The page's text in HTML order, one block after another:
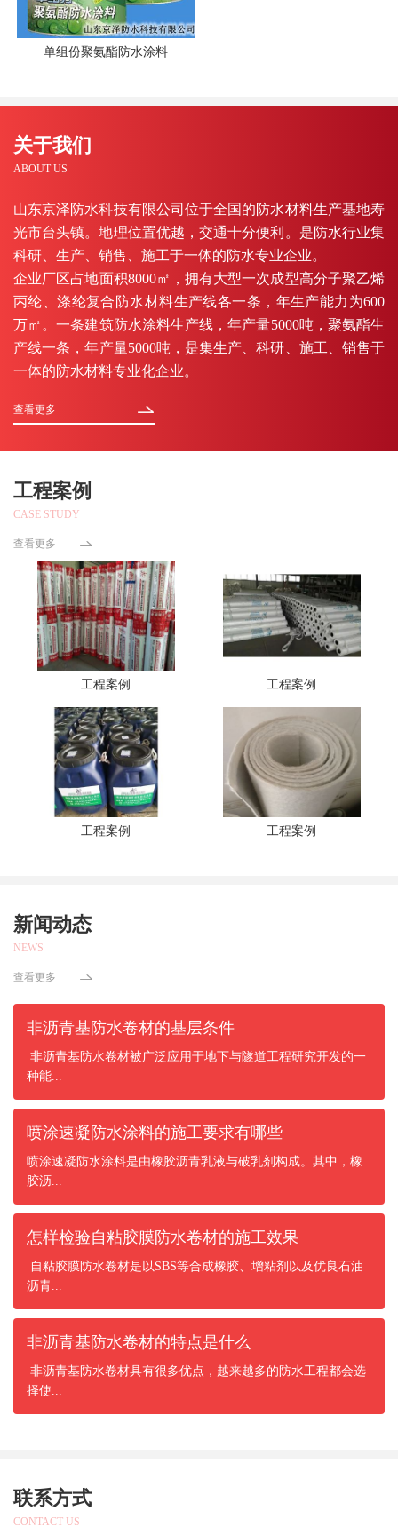
单组份聚氨酯防水涂料
关于我们
ABOUT US
山东京泽防水科技有限公司位于全国的防水材料生产基地寿
光市台头镇。地理位置优越，交通十分便利。是防水行业集
科研、生产、销售、施工于一体的防水专业企业。
企业厂区占地面积8000㎡，拥有大型一次成型高分子聚乙烯
丙纶、涤纶复合防水材料生产线各一条，年生产能力为600
万㎡。一条建筑防水涂料生产线，年产量5000吨，聚氨酯生
产线一条，年产量5000吨，是集生产、科研、施工、销售于
一体的防水材料专业化企业。
查看更多
工程案例
CASE STUDY
查看更多
工程案例 工程案例
工程案例 工程案例
新闻动态
NEWS
查看更多
非沥青基防水卷材的基层条件
非沥青基防水卷材被广泛应用于地下与隧道工程研究开发的一
种能...
喷涂速凝防水涂料的施工要求有哪些
喷涂速凝防水涂料是由橡胶沥青乳液与破乳剂构成。其中，橡
胶沥...
怎样检验自粘胶膜防水卷材的施工效果
自粘胶膜防水卷材是以SBS等合成橡胶、增粘剂以及优良石油
沥青...
非沥青基防水卷材的特点是什么
非沥青基防水卷材具有很多优点，越来越多的防水工程都会选
择使...
联系方式
CONTACT US